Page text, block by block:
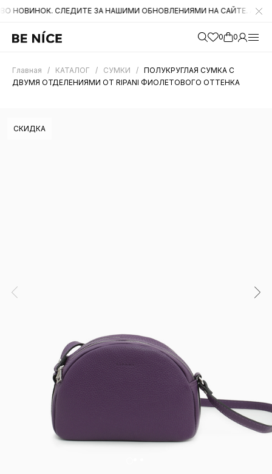
СЛЕДИТЕ ЗА НАШИМИ ОБНОВЛЕНИЯМИ НА САЙТЕ. А ТАКЖЕ
0 0
Главная / КАТАЛОГ / СУМКИ / ПОЛУКРУГЛАЯ СУМКА С
ДВУМЯ ОТДЕЛЕНИЯМИ ОТ RIPANI ФИОЛЕТОВОГО ОТТЕНКА
СКИДКА